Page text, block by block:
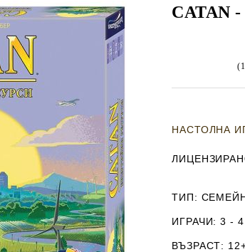
НАСТОЛНА
ТИП:
ИГРАЧИ: 3 - 4
ВЪЗРАСТ: